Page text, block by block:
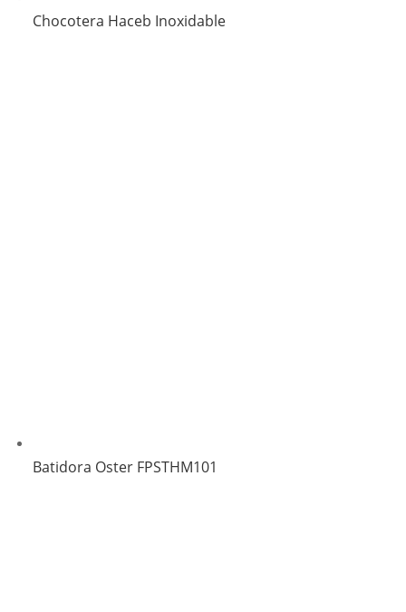
Chocotera Haceb Inoxidable
Batidora Oster FPSTHM101